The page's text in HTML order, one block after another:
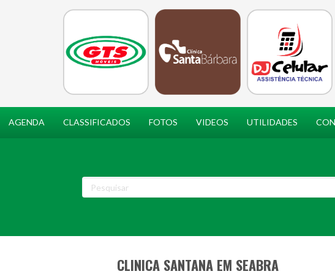
AGENDA CLASSIFICADOS FOTOS VIDEOS UTILIDADES
CLINICA SANTANA EM SEABRA